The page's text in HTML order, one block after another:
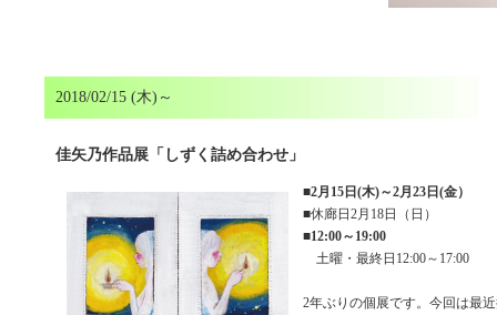
2018/02/15 (木)～
佳矢乃作品展「しずく詰め合わせ」
■2月15日(木)～2月23日(金）
■休廊日2月18日（日）
■12:00～19:00
土曜・最終日12:00～17:00
2年ぶりの個展です。今回は最